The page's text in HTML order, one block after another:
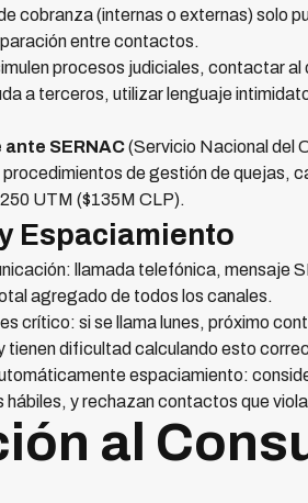
cobranza (internas o externas) solo
entre contactos.
procesos judiciales, contactar al
a terceros, utilizar lenguaje
SERNAC(Servicio Nacional del
de gestión de quejas,
UTM ($135M CLP).
Espaciamiento
llamada telefónica, mensaje
agregado de todos los canales.
es crítico: si se llama lunes, próximo
tienen dificultad calculando esto
espaciamiento:
y rechazan contactos que
al